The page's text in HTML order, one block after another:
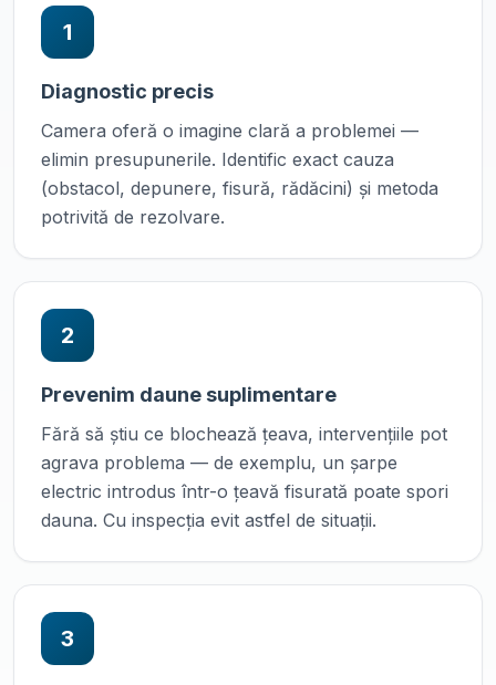
1
Diagnostic precis
Camera oferă o imagine clară a problemei —
elimin presupunerile. Identific exact cauza
(obstacol, depunere, fisură, rădăcini) și metoda
potrivită de rezolvare.
2
Prevenim daune suplimentare
Fără să știu ce blochează țeava, intervențiile pot
agrava problema — de exemplu, un șarpe
electric introdus într-o țeavă fisurată poate spori
dauna. Cu inspecția evit astfel de situații.
3